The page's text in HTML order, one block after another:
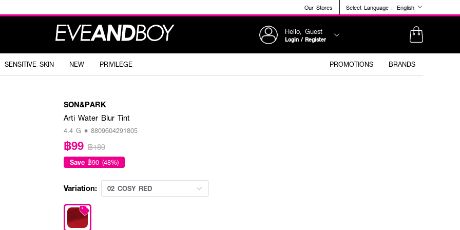
Our Stores Select Language : English
Hello, Guest
Login / Register
SENSITIVE SKIN NEW PRIVILEGE PROMOTIONS BRANDS
SON&PARK
Arti Water Blur Tint
4.4 G • 8809604291805
฿99 ฿189
Save ฿90 (48%)
Variation: 02 COSY RED